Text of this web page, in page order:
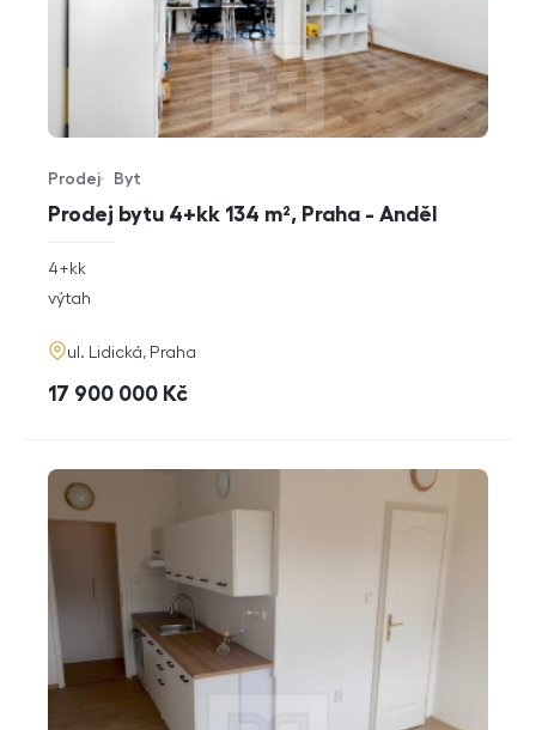
Prodej bytu 4+kk 134 m², Praha - Anděl
Typ nabídky
Prodej
Typ nemovitosti
Byt
rozměry
4+kk
funkce
výtah
adresa
ul. Lidická, Praha
cena
17 900 000 Kč